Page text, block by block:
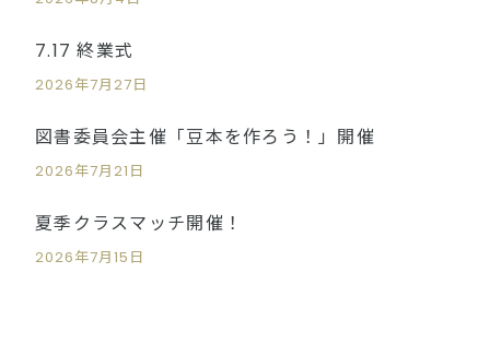
7.17 終業式
2026年7月27日
図書委員会主催「豆本を作ろう！」開催
2026年7月21日
夏季クラスマッチ開催！
2026年7月15日